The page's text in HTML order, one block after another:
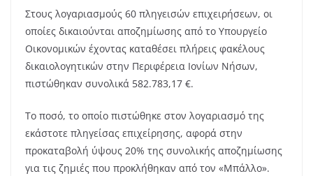
Στους λογαριασμούς 60 πληγεισών επιχειρήσεων, οι
οποίες δικαιούνται αποζημίωσης από το Υπουργείο
Οικονομικών έχοντας καταθέσει πλήρεις φακέλους
δικαιολογητικών στην Περιφέρεια Ιονίων Νήσων,
πιστώθηκαν συνολικά 582.783,17 €.
Το ποσό, το οποίο πιστώθηκε στον λογαριασμό της
εκάστοτε πληγείσας επιχείρησης, αφορά στην
προκαταβολή ύψους 20% της συνολικής αποζημίωσης
για τις ζημιές που προκλήθηκαν από τον «Μπάλλο».